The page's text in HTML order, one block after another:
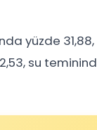
yüzde 31,88,
su